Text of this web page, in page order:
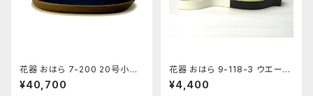
花器 おはら 7-200 20号小判
水盤 花瓶 フラワーベース 水盤
¥40,700
花器 おはら 9-118-3 ウエーブ
小黒ツヤ 花瓶 フラワーベース
水盤
¥4,400